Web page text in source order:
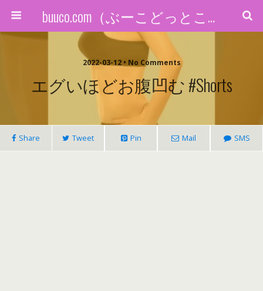
buuco.com（ぶーこどっとこむ）
2022-03-12 • No Comments
エグいほどお腹凹む #shorts
Share Tweet Pin Mail SMS